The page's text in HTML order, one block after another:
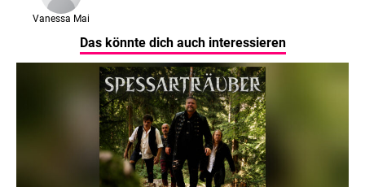
Vanessa Mai
Das könnte dich auch interessieren